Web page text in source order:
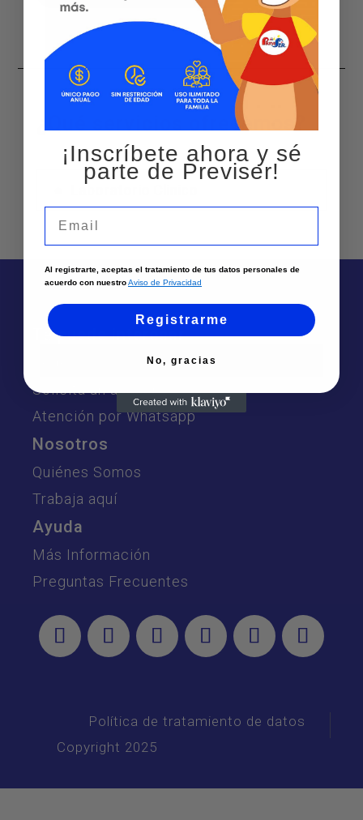
¿Qué servicios ofrecemos?
Te puede interesar
Solicita un asesor
Atención por Whatsapp
Nosotros
Quiénes Somos
Trabaja aquí
Ayuda
Más Información
Preguntas Frecuentes
Política de tratamiento de datos
Copyright 2025
¡Inscríbete ahora y sé
parte de Previser!
Al registrarte, aceptas el tratamiento de tus datos personales de
acuerdo con nuestroAviso de Privacidad
Registrarme
No, gracias